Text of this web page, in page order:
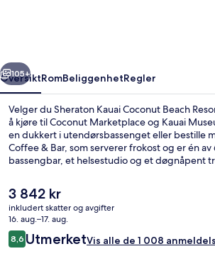
Neste
105+
OversiktRomBeliggenhetRegler
Velger du Sheraton Kauai Coconut Beach
å kjøre til Coconut Marketplace og Kauai
en dukkert i utendørsbassenget eller bestille
Coffee & Bar, som serverer frokost og er én av
bassengbar, et helsestudio og et døgnåpent
og den vennlige betjeningen.
Den
nåværende
prisen
er
3 842 kr
3 842 kr
inkludert skatter og avgifter
16. aug.–17. aug.
Anmeldelser
8,68,6 av 10 –
UtmerketVis alle de 1 008